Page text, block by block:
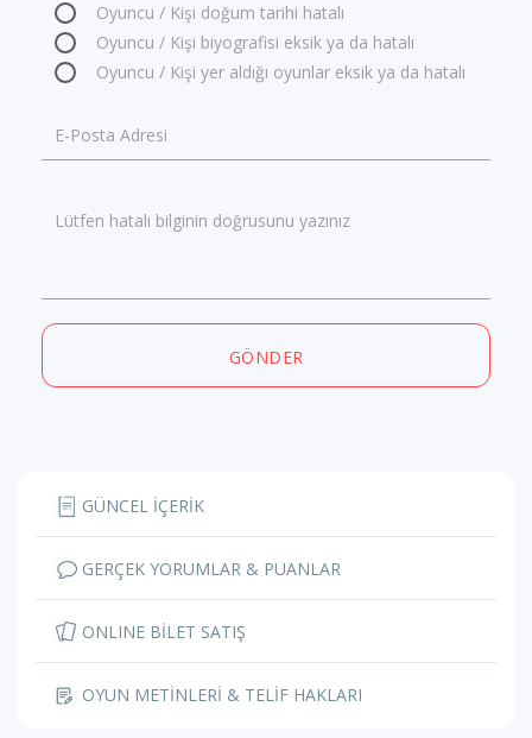
Oyuncu / Kişi doğum tarihi hatalı
Oyuncu / Kişi biyografisi eksik ya da hatalı
Oyuncu / Kişi yer aldığı oyunlar eksik ya da hatalı
E-Posta Adresi
Lütfen hatalı bilginin doğrusunu yazınız
GÖNDER
GÜNCEL İÇERİK
GERÇEK YORUMLAR & PUANLAR
ONLINE BİLET SATIŞ
OYUN METİNLERİ & TELİF HAKLARI